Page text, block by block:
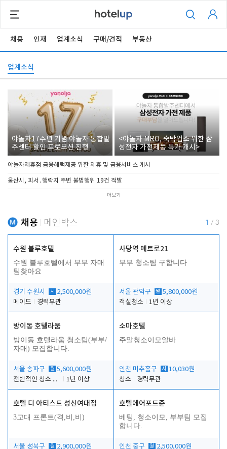
채용 인재 업계소식 구매/견적 부동산
업계소식
야놀자17주년 기념 야놀자 통합발
주센터 할인 프로모션 진행
<야놀자 MRO, 숙박업소 위한 삼
성전자 가전제품 특가 개시>
야놀자제휴점 금융혜택제공 위한 제휴 및 금융서비스 게시
울산시, 피서․행락지 주변 불법행위 19건 적발
더보기
채용 메인박스 1 / 3
수원 블루호텔
수원 블루호텔에서 부부 자매
팀찾아요
경기 수원시 시
2,500,000원
메이드
경력무관
사당역 메트로21
부부 청소팀 구합니다
서울 관악구 월 5,800,000원
객실청소
1년 이상
방이동 호텔라움
방이동 호텔라움 청소팀(부부/
자매) 모집합니다.
서울 송파구 월 5,600,000원
전반적인 청소 업무(객실청소.객실정리)
1년 이상
소마호텔
주말청소이모알바
인천 미추홀구 시
10,030원
청소
경력무관
호텔 디 아티스트 성신여대점
3교대 프론트(격,비,비)
서울 성북구 월 2,900,000원
호텔에어포트준
베팅, 청소이모, 부부팀 모집
합니다.
인천 중구 월 2,500,000원